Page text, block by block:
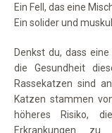
Ein Fell, das eine
Ein solider und
Denkst du, dass
die Gesundheit
Rassekatzen sind
Katzen stammen
höheres Risiko,
Erkrankungen